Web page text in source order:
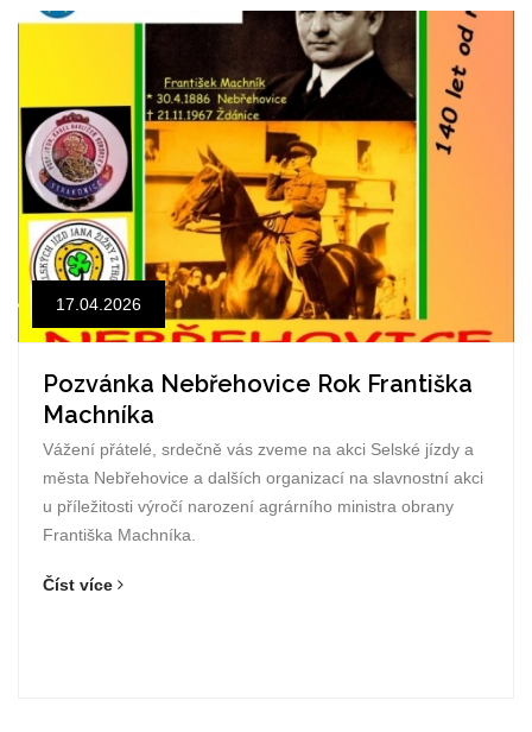
17.04.2026
Pozvánka Nebřehovice Rok Františka
Machníka
Vážení přátelé, srdečně vás zveme na akci Selské jízdy a
města Nebřehovice a dalších organizací na slavnostní akci
u příležitosti výročí narození agrárního ministra obrany
Františka Machníka.
Číst více